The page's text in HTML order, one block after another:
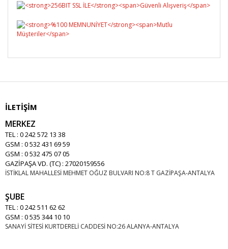
İLETİŞİM
MERKEZ
TEL : 0 242 572 13 38
GSM : 0 532 431 69 59
GSM : 0 532 475 07 05
GAZİPAŞA VD. (TC) : 27020159556
İSTİKLAL MAHALLESİ MEHMET OĞUZ BULVARI NO:8 T GAZİPAŞA-ANTALYA
ŞUBE
TEL : 0 242 511 62 62
GSM : 0 535 344 10 10
SANAYİ SİTESİ KURTDERELİ CADDESİ NO:26 ALANYA-ANTALYA